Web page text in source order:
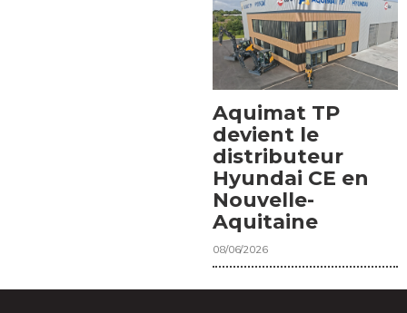
Aquimat TP
devient le
distributeur
Hyundai CE en
Nouvelle-
Aquitaine
08/06/2026